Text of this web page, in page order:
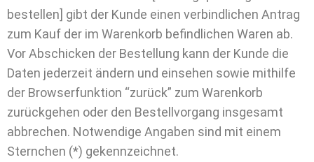
bestellen] gibt der Kunde einen verbindlichen Antrag
zum Kauf der im Warenkorb befindlichen Waren ab.
Vor Abschicken der Bestellung kann der Kunde die
Daten jederzeit ändern und einsehen sowie mithilfe
der Browserfunktion “zurück” zum Warenkorb
zurückgehen oder den Bestellvorgang insgesamt
abbrechen. Notwendige Angaben sind mit einem
Sternchen (*) gekennzeichnet.